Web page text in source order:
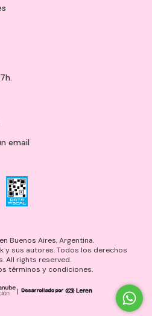
email
Buenos Aires, Argentina.
y sus autores. Todos los derechos
All rights reserved.
términos y condiciones.
|